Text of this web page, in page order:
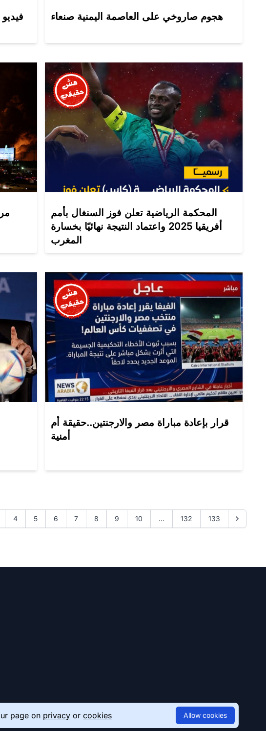
هجوم صاروخي على العاصمة اليمنية صنعاء
المحكمة الرياضية تعلن فوز السنغال بأمم
أفريقيا 2025 واعتماد النتيجة نهائيًا بخسارة
المغرب
قرار بإعادة مباراة مصر والارجنتين..حقيقة أم
أمنية
4 5 6 7 8 9 10 ... 132 133
page on privacy or cookies Allow cookies